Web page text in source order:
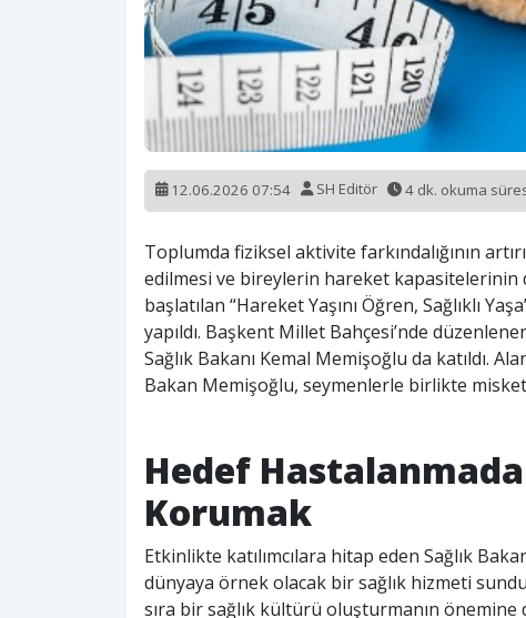
12.06.2026 07:54 SH Editör 4 dk. okuma
Toplumda fiziksel aktivite farkındalığının
edilmesi ve bireylerin hareket kapasitelerinin
başlatılan “Hareket Yaşını Öğren, Sağlıklı
yapıldı. Başkent Millet Bahçesi’nde
Sağlık Bakanı Kemal Memişoğlu da katıldı.
Bakan Memişoğlu, seymenlerle birlikte
Hedef
Korumak
Etkinlikte katılımcılara hitap eden Sağlık
dünyaya örnek olacak bir sağlık hizmeti
sıra bir sağlık kültürü oluşturmanın